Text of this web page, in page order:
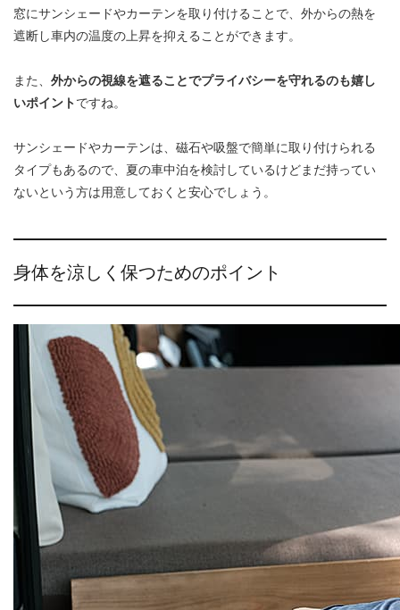
窓にサンシェードやカーテンを取り付けることで、外からの熱を
遮断し車内の温度の上昇を抑えることができます。
また、 外からの視線を遮ることでプライバシーを守れるのも嬉し
いポイントですね。
サンシェードやカーテンは、磁石や吸盤で簡単に取り付けられる
タイプもあるので、夏の車中泊を検討しているけどまだ持ってい
ないという方は用意しておくと安心でしょう。
身体を涼しく保つためのポイント